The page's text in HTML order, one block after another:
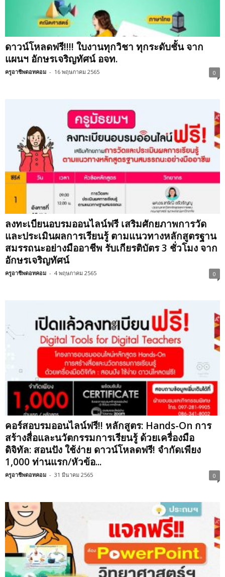
ดาวน์โหลดฟรี!!!! ใบงานทุกวิชา ทุกระดับชั้น จาก
แผนฯ อักษรเจริญทัศน์ อจท.
ครูอาชีพดอทคอม - 16 พฤษภาคม 2565 0
ลงทะเบียนอบรมออนไลน์ฟรี เสริมศักยภาพการวัด
และประเมินผลการเรียนรู้ ตามแนวทางหลักสูตรฐาน
สมรรถนะอย่างมืออาชีพ รับเกียรติบัตร 3 ชั่วโมง จาก
อักษรเจริญทัศน์
ครูอาชีพดอทคอม - 4 พฤษภาคม 2565 0
คอร์สอบรมออนไลน์ฟรี!! หลักสูตร: Hands-On การ
สร้างสื่อและนวัตกรรมการเรียนรู้ ด้วยเครื่องมือ
ดิจิทัล: สอนปัง ใช้ง่าย ดาวน์โหลดฟรี! จำกัดเพียง
1,000 ท่านแรก/หัวข้อ...
ครูอาชีพดอทคอม - 31 มีนาคม 2565 0